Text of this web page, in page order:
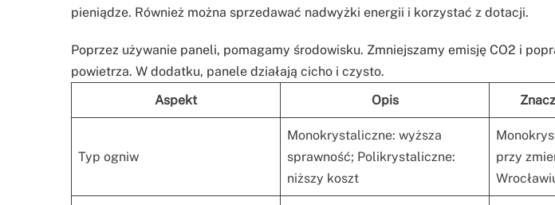
pieniądze. Również można sprzedawać nadwyżki energii i korzystać z dotacji.
Poprzez używanie paneli, pomagamy środowisku. Zmniejszamy emisję CO2 i
powietrza. W dodatku, panele działają cicho i czysto.
Aspekt
Opis
Typ ogniw
Monokrystaliczne: wyższa
sprawność; Polikrystaliczne:
niższy koszt
przy